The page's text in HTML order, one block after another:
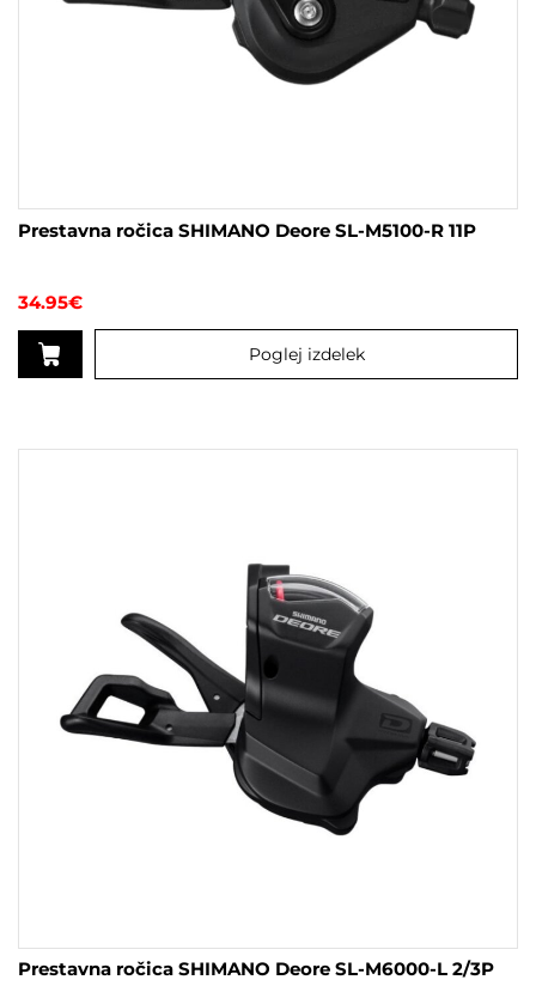
Prestavna ročica SHIMANO Deore SL-M5100-R 11P
34.95€
Poglej izdelek
Prestavna ročica SHIMANO Deore SL-M6000-L 2/3P